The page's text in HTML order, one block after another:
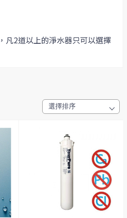
凡2道以上的淨水器只可以選擇